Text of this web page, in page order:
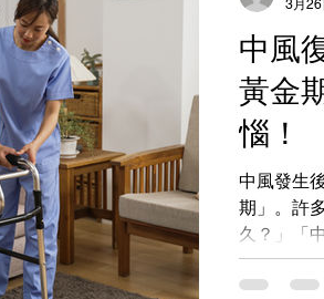
中風
黃金
惱！
中風發生
期」。許
久？」「
過程具有
訓練，恢
3月26